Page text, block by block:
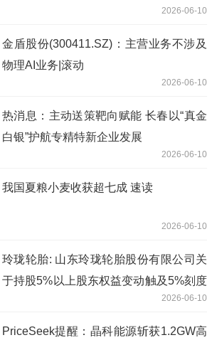
2026-06-10
金盾股份(300411.SZ)：主营业务不涉及
物理AI业务|滚动
2026-06-10
热消息：主动送策靶向赋能 长春以“真金
白银”护航专精特新企业发展
2026-06-10
我国夏粮小麦收获超七成 速读
2026-06-10
玲珑轮胎: 山东玲珑轮胎股份有限公司关
于持股5%以上股东权益变动触及5%刻度
2026-06-10
PriceSeek提醒：晶科能源斩获1.2GW高